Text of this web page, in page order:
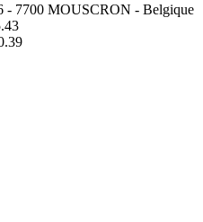
- 7700 MOUSCRON - Belgique